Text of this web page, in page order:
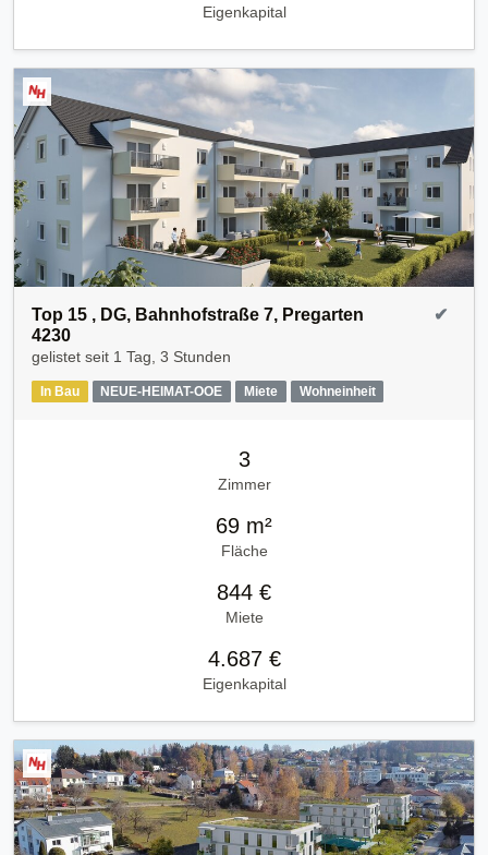
Eigenkapital
Top 15 , DG, Bahnhofstraße 7, Pregarten
4230
gelistet seit 1 Tag, 3 Stunden
In Bau NEUE-HEIMAT-OOE Miete Wohneinheit
✔
3
Zimmer
69 m²
Fläche
844 €
Miete
4.687 €
Eigenkapital